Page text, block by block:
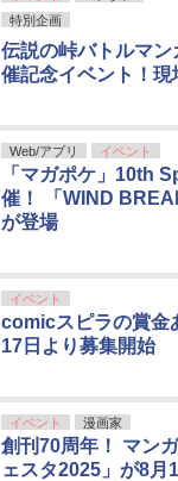
特別企画
伝説の峠バトルマ
催記念イベント！
Web/アプリ イベント
「マガポケ」10th
催！ 「WIND
が登場
イベント
comicスピラの賞金
17日より募集開始
イベント 漫画家
創刊70周年！ マン
ェスタ2025」が8月